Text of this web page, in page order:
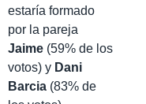
estaría formado
por la pareja
Jaime (59% de los
votos) y Dani
Barcia (83% de